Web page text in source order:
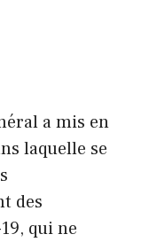
a mis en
laquelle se
des
qui ne